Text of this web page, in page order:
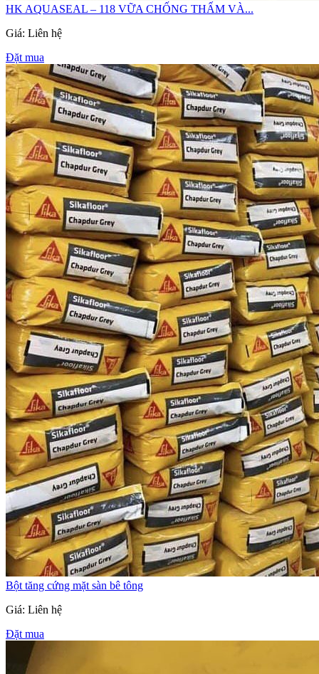
HK AQUASEAL – 118 VỮA CHỐNG THẤM VÀ...
Giá: Liên hệ
Đặt mua
Bột tăng cứng mặt sàn bê tông
Giá: Liên hệ
Đặt mua